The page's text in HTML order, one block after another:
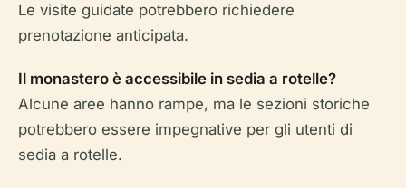
Le visite guidate potrebbero richiedere
prenotazione anticipata.
Il monastero è accessibile in sedia a rotelle?
Alcune aree hanno rampe, ma le sezioni storiche
potrebbero essere impegnative per gli utenti di
sedia a rotelle.